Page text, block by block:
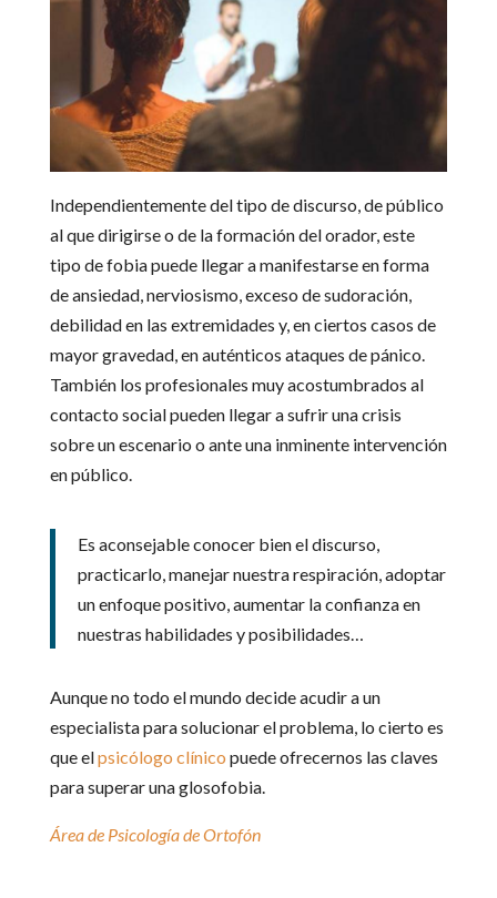
Independientemente del tipo de discurso, de público
al que dirigirse o de la formación del orador, este
tipo de fobia puede llegar a manifestarse en forma
de ansiedad, nerviosismo, exceso de sudoración,
debilidad en las extremidades y, en ciertos casos de
mayor gravedad, en auténticos ataques de pánico.
También los profesionales muy acostumbrados al
contacto social pueden llegar a sufrir una crisis
sobre un escenario o ante una inminente intervención
en público.
Es aconsejable conocer bien el discurso,
practicarlo, manejar nuestra respiración, adoptar
un enfoque positivo, aumentar la confianza en
nuestras habilidades y posibilidades…
Aunque no todo el mundo decide acudir a un
especialista para solucionar el problema, lo cierto es
que elpsicólogo clínico puede ofrecernos las claves
para superar una glosofobia.
Área de Psicología de Ortofón